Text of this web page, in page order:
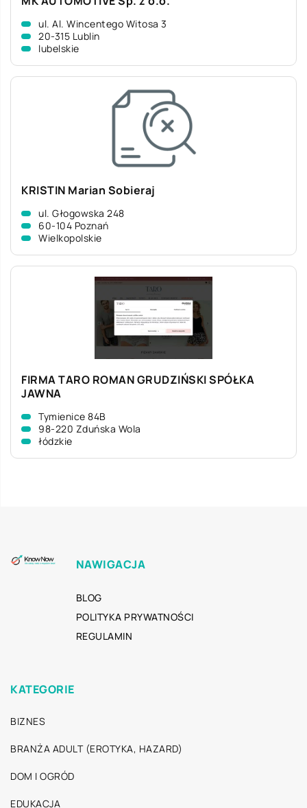
ul. Al. Wincentego Witosa 3
20-315 Lublin
lubelskie
KRISTIN Marian Sobieraj
ul. Głogowska 248
60-104 Poznań
Wielkopolskie
FIRMA TARO ROMAN GRUDZIŃSKI SPÓŁKA
JAWNA
Tymienice 84B
98-220 Zduńska Wola
łódzkie
NAWIGACJA
BLOG
POLITYKA PRYWATNOŚCI
REGULAMIN
KATEGORIE
BIZNES
BRANŻA ADULT (EROTYKA, HAZARD)
DOM I OGRÓD
EDUKACJA